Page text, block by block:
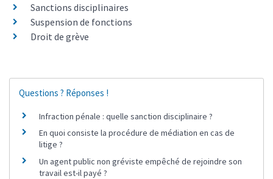
Sanctions disciplinaires
Suspension de fonctions
Droit de grève
Questions ? Réponses !
Infraction pénale : quelle sanction disciplinaire ?
En quoi consiste la procédure de médiation en cas de
litige ?
Un agent public non gréviste empêché de rejoindre son
travail est-il payé ?